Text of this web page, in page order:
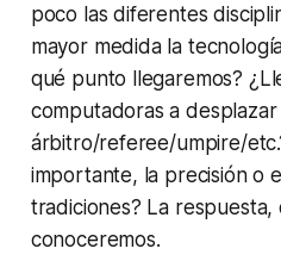
poco las diferentes
mayor medida la
qué punto llegaremos?
computadoras a desplazar
árbitro/referee/umpire/
importante, la precisión o
tradiciones? La respuesta,
conoceremos.